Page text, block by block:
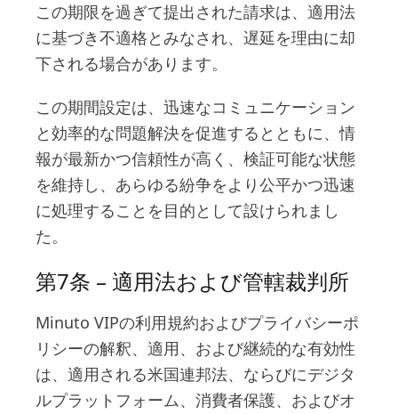
この期限を過ぎて提出された請求は、適用法
に基づき不適格とみなされ、遅延を理由に却
下される場合があります。
この期間設定は、迅速なコミュニケーション
と効率的な問題解決を促進するとともに、情
報が最新かつ信頼性が高く、検証可能な状態
を維持し、あらゆる紛争をより公平かつ迅速
に処理することを目的として設けられまし
た。
第7条 – 適用法および管轄裁判所
Minuto VIPの利用規約およびプライバシーポ
リシーの解釈、適用、および継続的な有効性
は、適用される米国連邦法、ならびにデジタ
ルプラットフォーム、消費者保護、およびオ